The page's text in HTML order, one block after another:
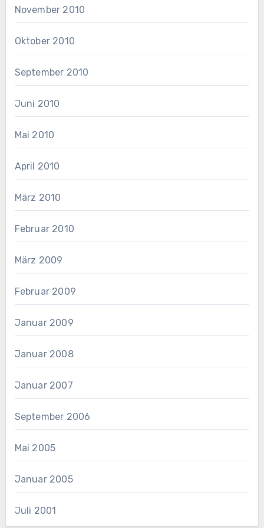
November 2010
Oktober 2010
September 2010
Juni 2010
Mai 2010
April 2010
März 2010
Februar 2010
März 2009
Februar 2009
Januar 2009
Januar 2008
Januar 2007
September 2006
Mai 2005
Januar 2005
Juli 2001